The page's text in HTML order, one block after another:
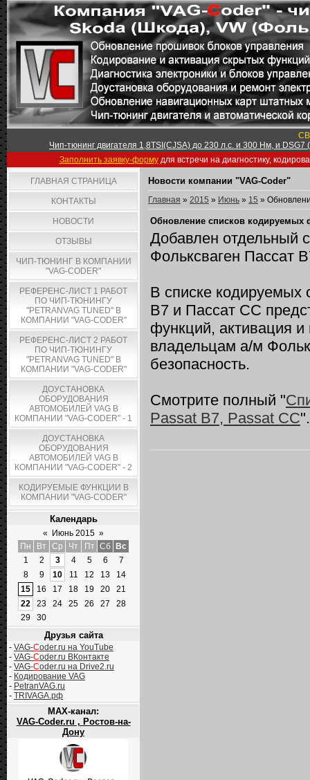
Чип-тюнинг двигателя 1,8TSI(CJSA) до 230 л.с. и 300 Нм, и
Заполнить заявку-формудля встречи на диагностику,
ГЛАВНАЯ СТРАНИЦА
КОНТАКТЫ
НОВОСТИ
ОТЗЫВЫ
ЧИП-ТЮНИНГ В КОМПАНИИ
"VAG-CODER"
РЕФЕРЕНС-ЛИСТ 1 РАБОТ
ПО ЧИП-ТЮНИНГУ
"PETRANVAG TUNED" В
КОМПАНИИ "VAG-CODER"
РЕФЕРЕНС-ЛИСТ 2 РАБОТ
ПО ЧИП-ТЮНИНГУ
"PETRANVAG TUNED" В
КОМПАНИИ "VAG-CODER"
ДОУСТАНОВКА
ОБОРУДОВАНИЯ
АВТОМОБИЛЕЙ VAG В
КОМПАНИИ "VAG-CODER" - 1
ДОУСТАНОВКА
ОБОРУДОВАНИЯ
АВТОМОБИЛЕЙ VAG В
КОМПАНИИ "VAG-CODER" - 2
КОДИРУЕМЫЕ ФУНКЦИИ В
КОМПАНИИ "VAG-CODER"
Календарь
« Июнь 2015 »
Пн
Вт Ср Чт Пт Сб
Вс
1
2 3 4 5 6
7
8
9 10 11 12 13
14
15
16 17 18 19 20
21
22
23 24 25 26 27
28
29
30
Друзья сайта
- VAG-Coder.ru на YouTube
- VAG-Coder.ru ВКонтакте
- VAG-Coder.ru на Drive2.ru
- Кодирование VAG
- PetranVAG.ru
- TRIVAGA.рф
MAX-канал:
VAG-Coder.ru , Ростов-на-
Дону
Новости компании "VAG-Coder"
Главная » 2015 » Июнь » 15 »
Обновление списков кодируемых
Добавлен отдельный
Фольксваген Пассат
В списке кодируемых
В7 и Пассат СС
функций, активация
владельцам а/м
безопасность.
Смотрите полный "
Passat B7, Passat СС".